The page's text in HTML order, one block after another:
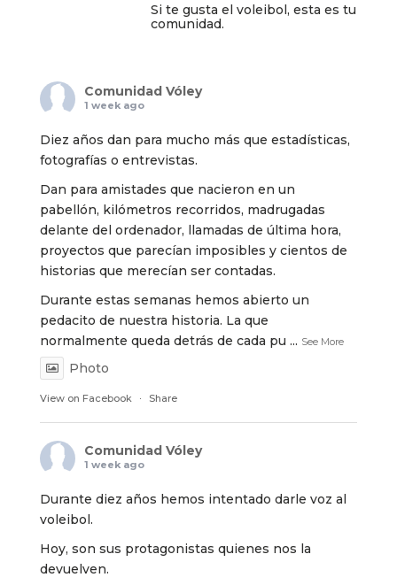
Si te gusta el voleibol, esta es tu
comunidad.
Comunidad Vóley
1 week ago
Diez años dan para mucho más que estadísticas,
fotografías o entrevistas.
Dan para amistades que nacieron en un
pabellón, kilómetros recorridos, madrugadas
delante del ordenador, llamadas de última hora,
proyectos que parecían imposibles y cientos de
historias que merecían ser contadas.
Durante estas semanas hemos abierto un
pedacito de nuestra historia. La que
normalmente queda detrás de cada pu ... See More
Photo
View on Facebook · Share
Comunidad Vóley
1 week ago
Durante diez años hemos intentado darle voz al
voleibol.
Hoy, son sus protagonistas quienes nos la
devuelven.